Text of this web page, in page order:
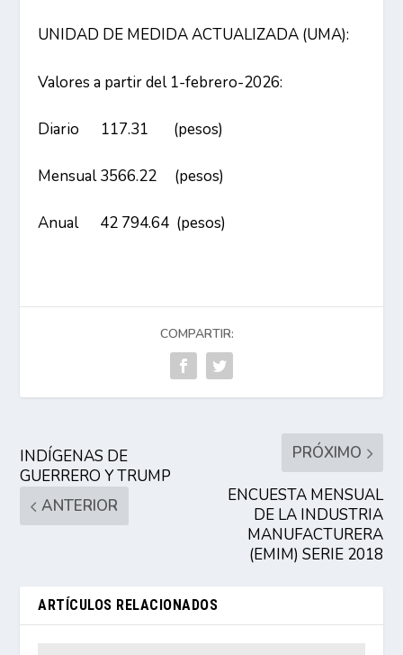
UNIDAD DE MEDIDA ACTUALIZADA (UMA):
Valores a partir del 1-febrero-2026:
Diario 117.31 (pesos)
Mensual 3566.22 (pesos)
Anual 42 794.64 (pesos)
COMPARTIR:
INDÍGENAS DE
GUERRERO Y TRUMP
ANTERIOR
PRÓXIMO
ENCUESTA MENSUAL
DE LA INDUSTRIA
MANUFACTURERA
(EMIM) SERIE 2018
ARTÍCULOS RELACIONADOS